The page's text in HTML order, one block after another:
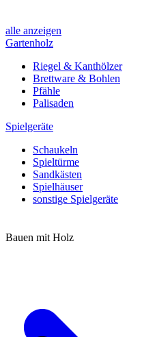
alle anzeigen
Gartenholz
Riegel & Kanthölzer
Brettware & Bohlen
Pfähle
Palisaden
Spielgeräte
Schaukeln
Spieltürme
Sandkästen
Spielhäuser
sonstige Spielgeräte
Bauen mit Holz